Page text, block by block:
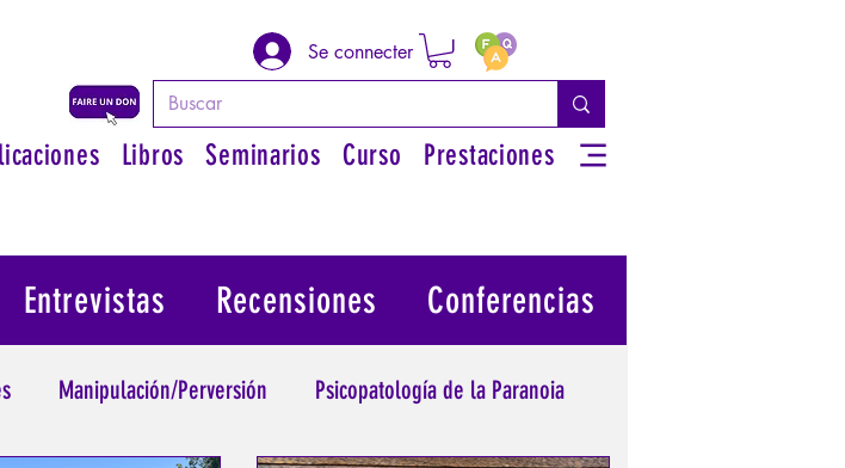
Se connecter
Libros Seminarios Curso Prestaciones
Manipulación/Perversión Psicopatología de la Paranoia
Entrevistas Recensiones Conferencias